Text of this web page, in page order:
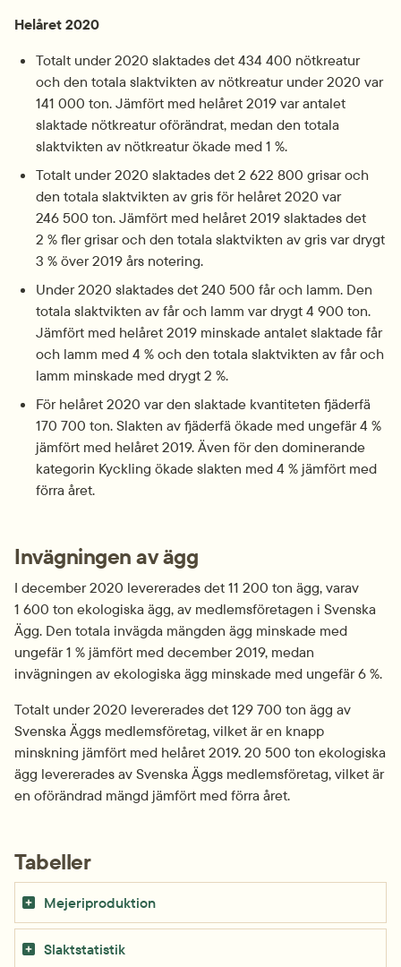
Helåret 2020
Totalt under 2020 slaktades det 434 400 nötkreatur
och den totala slaktvikten av nötkreatur under 2020 var
141 000 ton. Jämfört med helåret 2019 var antalet
slaktade nötkreatur oförändrat, medan den totala
slaktvikten av nötkreatur ökade med 1 %.
Totalt under 2020 slaktades det 2 622 800 grisar och
den totala slaktvikten av gris för helåret 2020 var
246 500 ton. Jämfört med helåret 2019 slaktades det
2 % fler grisar och den totala slaktvikten av gris var drygt
3 % över 2019 års notering.
Under 2020 slaktades det 240 500 får och lamm. Den
totala slaktvikten av får och lamm var drygt 4 900 ton.
Jämfört med helåret 2019 minskade antalet slaktade får
och lamm med 4 % och den totala slaktvikten av får och
lamm minskade med drygt 2 %.
För helåret 2020 var den slaktade kvantiteten fjäderfä
170 700 ton. Slakten av fjäderfä ökade med ungefär 4 %
jämfört med helåret 2019. Även för den dominerande
kategorin Kyckling ökade slakten med 4 % jämfört med
förra året.
Invägningen av ägg
I december 2020 levererades det 11 200 ton ägg, varav
1 600 ton ekologiska ägg, av medlemsföretagen i Svenska
Ägg. Den totala invägda mängden ägg minskade med
ungefär 1 % jämfört med december 2019, medan
invägningen av ekologiska ägg minskade med ungefär 6 %.
Totalt under 2020 levererades det 129 700 ton ägg av
Svenska Äggs medlemsföretag, vilket är en knapp
minskning jämfört med helåret 2019. 20 500 ton ekologiska
ägg levererades av Svenska Äggs medlemsföretag, vilket är
en oförändrad mängd jämfört med förra året.
Tabeller
Mejeriproduktion
Slaktstatistik